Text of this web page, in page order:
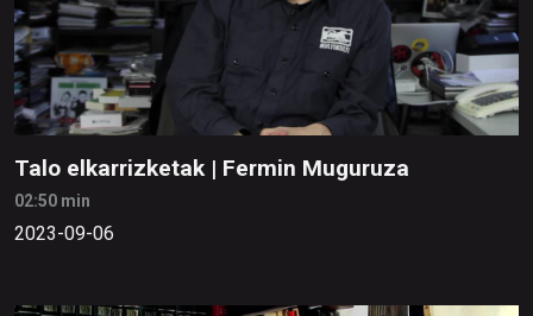
Talo elkarrizketak | Fermin Muguruza
02:50 min
2023-09-06